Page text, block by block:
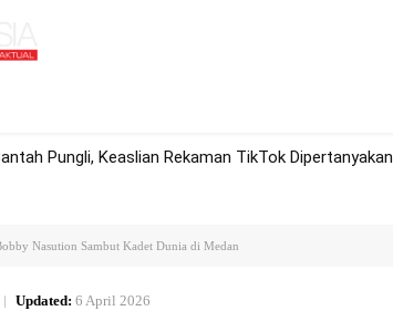
Pungli, Keaslian Rekaman TikTok Dipertanyakan
Nasution Sambut Kadet Dunia di Medan
Updated: 6 April 2026